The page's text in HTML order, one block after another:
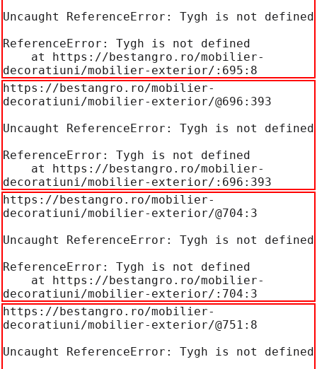
Uncaught ReferenceError: Tygh is not defined
ReferenceError: Tygh is not defined
decoratiuni/mobilier-exterior/:695:8
https://bestangro.ro/mobilier-
decoratiuni/mobilier-exterior/@696:393
Uncaught ReferenceError: Tygh is not defined
ReferenceError: Tygh is not defined
decoratiuni/mobilier-exterior/:696:393
https://bestangro.ro/mobilier-
decoratiuni/mobilier-exterior/@704:3
Uncaught ReferenceError: Tygh is not defined
ReferenceError: Tygh is not defined
decoratiuni/mobilier-exterior/:704:3
https://bestangro.ro/mobilier-
decoratiuni/mobilier-exterior/@751:8
Uncaught ReferenceError: Tygh is not defined